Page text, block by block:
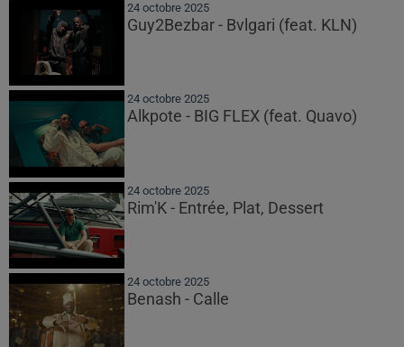
24 octobre 2025
Guy2Bezbar - Bvlgari (feat. KLN)
24 octobre 2025
Alkpote - BIG FLEX (feat. Quavo)
24 octobre 2025
Rim'K - Entrée, Plat, Dessert
24 octobre 2025
Benash - Calle